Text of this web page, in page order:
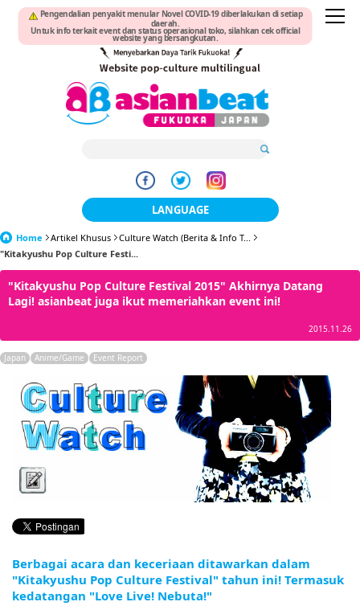
Pengendalian penyakit menular Novel COVID-19 diberlakukan di setiap
daerah.
Untuk info terkait event dan status operasional toko, silahkan cek official
website yang bersangkutan.
LANGUAGE
日本語
한국어
簡体中文
繁體中文
ภาษาไทย
tiéng Viêt
Bahasa Indonesia
Home Artikel Khusus
Culture Watch (Berita & Info T...
"Kitakyushu Pop Culture Festi...
"Kitakyushu Pop Culture Festival 2015" Akhirnya Datang
Lagi! asianbeat juga ikut memeriahkan event ini!
2015.11.26
Japan Anime/Game Event Report
Berbagai acara dan keceriaan ditawarkan dalam
"Kitakyushu Pop Culture Festival" tahun ini! Termasuk
kedatangan "Love Live! Nebuta!"